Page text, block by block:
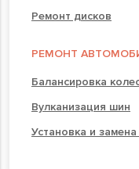
Ремонт дисков
РЕМОНТ
Балансировка
Вулканизация шин
Установка и